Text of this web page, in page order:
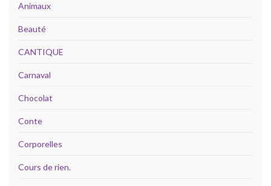
Animaux
Beauté
CANTIQUE
Carnaval
Chocolat
Conte
Corporelles
Cours de rien.